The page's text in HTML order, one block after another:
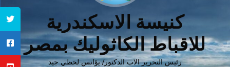
كنيسة الاسكندرية
للاقباط الكاثوليك بمصر
رئيس التحرير الاب الدكتور/ يؤانس لحظي جيد